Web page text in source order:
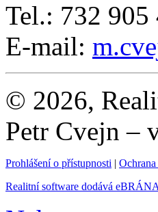
Tel.: 732 905
E-mail:
© 2026,
Petr Cvejn –
Prohlášení o přístupnosti |
Realitní software dodává eBRÁNA